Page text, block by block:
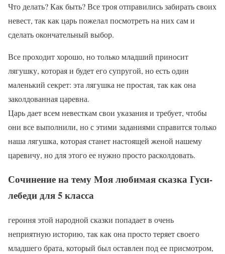
Что делать? Как быть? Все троя отправились забирать своих
невест, так как царь пожелал посмотреть на них сам и
сделать окончательный выбор.
Все проходит хорошо, но только младший приносит
лягушку, которая и будет его супругой, но есть один
маленький секрет: эта лягушка не простая, так как она
заколдованная царевна.
Царь дает всем невесткам свои указания и требует, чтобы
они все выполнили, но с этими заданиями справится только
наша лягушка, которая станет настоящей женой нашему
царевичу, но для этого ее нужно просто расколдовать.
Сочинение на тему Моя любимая сказка Гуси-
лебеди для 5 класса
героиня этой народной сказки попадает в очень
неприятную историю, так как она просто теряет своего
младшего брата, который был оставлен под ее присмотром,